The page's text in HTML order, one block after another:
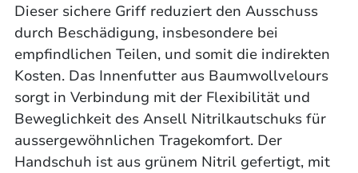
Dieser sichere Griff reduziert den Ausschuss
durch Beschädigung, insbesondere bei
empfindlichen Teilen, und somit die indirekten
Kosten. Das Innenfutter aus Baumwollvelours
sorgt in Verbindung mit der Flexibilität und
Beweglichkeit des Ansell Nitrilkautschuks für
aussergewöhnlichen Tragekomfort. Der
Handschuh ist aus grünem Nitril gefertigt, mit